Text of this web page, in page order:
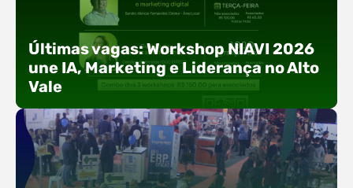
Últimas vagas: Workshop NIAVI 2026
une IA, Marketing e Liderança no Alto
Vale